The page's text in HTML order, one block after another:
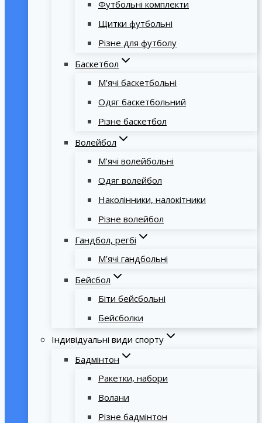
Футбольні комплекти
Щитки футбольні
Різне для футболу
Баскетбол
М’ячі баскетбольні
Одяг баскетбольний
Різне баскетбол
Волейбол
М’ячі волейбольні
Одяг волейбол
Наколінники, налокітники
Різне волейбол
Гандбол, регбі
М’ячі гандбольні
Бейсбол
Біти бейсбольні
Бейсболки
Індивідуальні види спорту
Бадмінтон
Ракетки, набори
Волани
Різне бадмінтон